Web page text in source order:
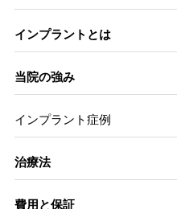
インプラントとは
当院の強み
インプラント症例
治療法
費用と保証